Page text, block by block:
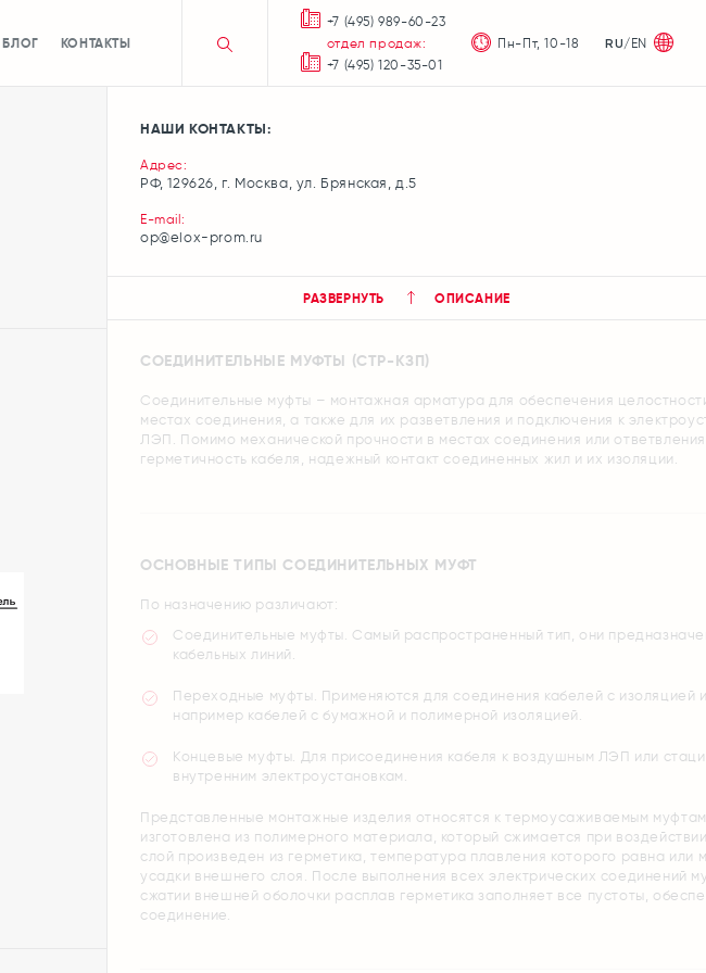
БЛОГ КОНТАКТЫ
+7 (495) 989-60-23
отдел продаж:
+7 (495) 120-35-01
Пн-Пт, 10-18 RU/EN
НАШИ КОНТАКТЫ:
Адрес:
РФ, 129626, г. Москва, ул. Брянская, д.5
E-mail:
op@elox-prom.ru
РАЗВЕРНУТЬ ОПИСАНИЕ
СОЕДИНИТЕЛЬНЫЕ МУФТЫ (СТР-КЗП)
Соединительные муфты – монтажная арматура для обеспечения
местах соединения, а также для их разветвления и подключения к
ЛЭП. Помимо механической прочности в местах соединения или
герметичность кабеля, надежный контакт соединенных жил и их изоляции.
ОСНОВНЫЕ ТИПЫ СОЕДИНИТЕЛЬНЫХ МУФТ
По назначению различают:
Соединительные муфты. Самый распространенный тип, они
кабельных линий.
Переходные муфты. Применяются для соединения кабелей с изоляцией
например кабелей с бумажной и полимерной изоляцией.
Концевые муфты. Для присоединения кабеля к воздушным ЛЭП или
внутренним электроустановкам.
Представленные монтажные изделия относятся к термоусаживаемым
изготовлена из полимерного материала, который сжимается при
слой произведен из герметика, температура плавления которого равна
усадки внешнего слоя. После выполнения всех электрических соединений
сжатии внешней оболочки расплав герметика заполняет все пустоты,
соединение.